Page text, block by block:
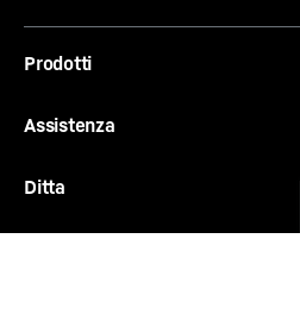
Prodotti
Assistenza
Ditta